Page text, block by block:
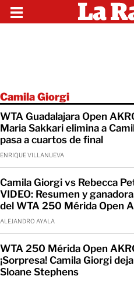
Camila Giorgi
WTA Guadalajara Open
Maria Sakkari elimina a
pasa a cuartos de final
ENRIQUE VILLANUEVA
Camila Giorgi vs Rebecca
VIDEO: Resumen y
del WTA 250 Mérida Open
ALEJANDRO AYALA
WTA 250 Mérida Open
¡Sorpresa! Camila Giorgi
Sloane Stephens